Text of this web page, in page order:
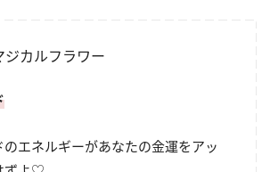
ジカルフラワー
エネルギーがあなたの金運をアッ